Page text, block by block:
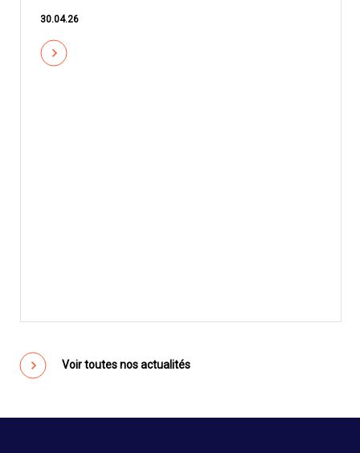
30.04.26
Voir toutes nos actualités